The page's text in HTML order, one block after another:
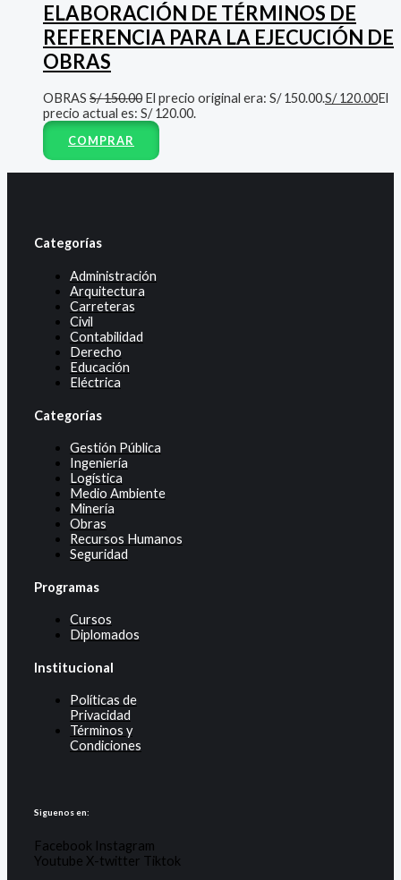
ELABORACIÓN DE TÉRMINOS DE
REFERENCIA PARA LA EJECUCIÓN DE
OBRAS
OBRAS S/150.00 El precio original era: S/ 150.00.S/120.00El
precio actual es: S/ 120.00.
COMPRAR
Categorías
Administración
Arquitectura
Carreteras
Civil
Contabilidad
Derecho
Educación
Eléctrica
Categorías
Gestión Pública
Ingeniería
Logística
Medio Ambiente
Minería
Obras
Recursos Humanos
Seguridad
Programas
Cursos
Diplomados
Institucional
Políticas de
Privacidad
Términos y
Condiciones
Siguenos en:
Facebook Instagram
Youtube X-twitter Tiktok